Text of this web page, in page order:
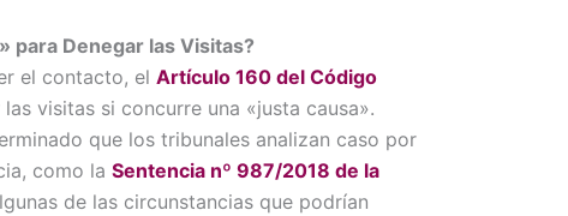
para Denegar las Visitas?
el contacto, el Artículo 160 del Código
visitas si concurre una «justa causa».
que los tribunales analizan caso por
como la Sentencia nº 987/2018 de la
de las circunstancias que podrían